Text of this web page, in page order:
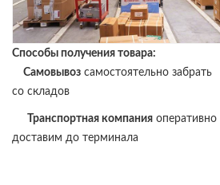
Способы получения товара:
Самовывоз самостоятельно забрать
со складов
Транспортная компания оперативно
доставим до терминала